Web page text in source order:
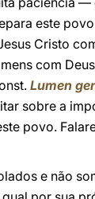
este
Cristo
com
Lumen
sobre a
povo.
e não